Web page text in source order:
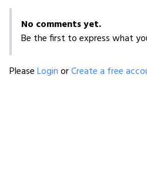
No comments yet.
Be the first to express what
PleaseLoginorCreate a free